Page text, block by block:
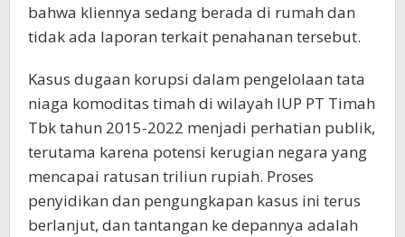
bahwa kliennya sedang berada di rumah dan
tidak ada laporan terkait penahanan tersebut.
Kasus dugaan korupsi dalam pengelolaan tata
niaga komoditas timah di wilayah IUP PT Timah
Tbk tahun 2015-2022 menjadi perhatian publik,
terutama karena potensi kerugian negara yang
mencapai ratusan triliun rupiah. Proses
penyidikan dan pengungkapan kasus ini terus
berlanjut, dan tantangan ke depannya adalah